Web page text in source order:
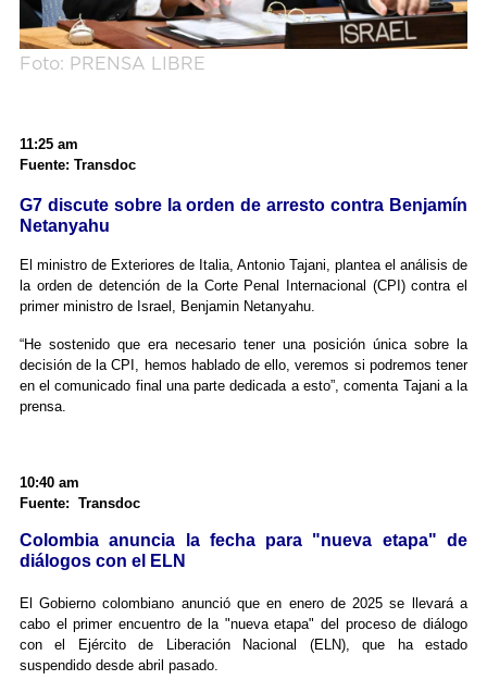
Foto: PRENSA LIBRE
11:25 am
Fuente: Transdoc
G7 discute sobre la orden de arresto contra Benjamín
Netanyahu
El ministro de Exteriores de Italia, Antonio Tajani, plantea el análisis de
la orden de detención de la Corte Penal Internacional (CPI) contra el
primer ministro de Israel, Benjamin Netanyahu.
“He sostenido que era necesario tener una posición única sobre la
decisión de la CPI, hemos hablado de ello, veremos si podremos tener
en el comunicado final una parte dedicada a esto”, comenta Tajani a la
prensa.
10:40 am
Fuente: Transdoc
Colombia anuncia la fecha para "nueva etapa" de
diálogos con el ELN
El Gobierno colombiano anunció que en enero de 2025 se llevará a
cabo el primer encuentro de la "nueva etapa" del proceso de diálogo
con el Ejército de Liberación Nacional (ELN), que ha estado
suspendido desde abril pasado.